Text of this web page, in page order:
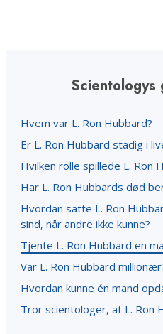
Hvem var L. Ron Hubbard?
Er L. Ron Hubbard stadig i
Hvilken rolle spillede L. Ron
Har L. Ron Hubbards død
Hvordan satte L. Ron
sind, når andre ikke kunne?
Tjente L. Ron Hubbard en
Var L. Ron Hubbard
Hvordan kunne én mand
Tror scientologer, at L. Ron